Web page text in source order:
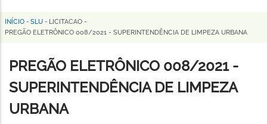
Horizonte
Trilha
navegação
INÍCIO - SLU - LICITACAO -
PREGÃO ELETRÔNICO 008/2021 - SUPERINTENDÊNCIA DE LIMPEZA URBANA
PREGÃO ELETRÔNICO 008/2021 -
SUPERINTENDÊNCIA DE LIMPEZA
URBANA